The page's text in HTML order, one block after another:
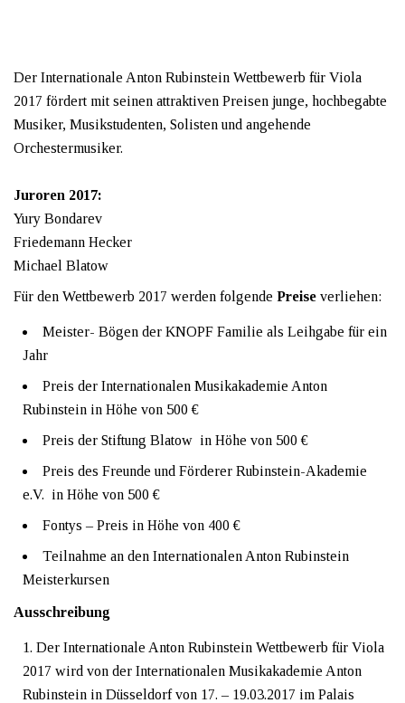
Der Internationale Anton Rubinstein Wettbewerb für Viola
2017 fördert mit seinen attraktiven Preisen junge, hochbegabte
Musiker, Musikstudenten, Solisten und angehende
Orchestermusiker.
Juroren 2017:
Yury Bondarev
Friedemann Hecker
Michael Blatow
Für den Wettbewerb 2017 werden folgende Preise verliehen:
Meister- Bögen der KNOPF Familie als Leihgabe für ein
Jahr
Preis der Internationalen Musikakademie Anton
Rubinstein in Höhe von 500 €
Preis der Stiftung Blatow in Höhe von 500 €
Preis des Freunde und Förderer Rubinstein-Akademie
e.V. in Höhe von 500 €
Fontys – Preis in Höhe von 400 €
Teilnahme an den Internationalen Anton Rubinstein
Meisterkursen
Ausschreibung
Der Internationale Anton Rubinstein Wettbewerb für Viola
2017 wird von der Internationalen Musikakademie Anton
Rubinstein in Düsseldorf von 17. – 19.03.2017 im Palais